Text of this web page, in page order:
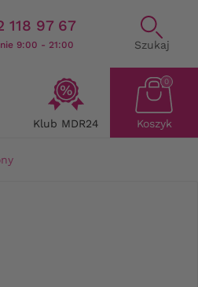
118 97 67
9:00 - 21:00 Szukaj
Klub MDR24 Koszyk
0